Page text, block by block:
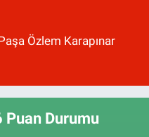
Özlem Karapınar
Puan Durumu